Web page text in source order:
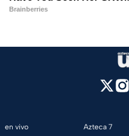
en vivo
Azteca 7